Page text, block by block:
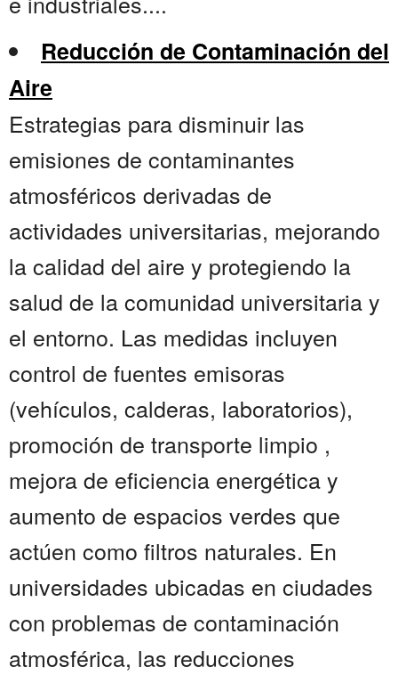
Reducción de Contaminación del
Aire
Estrategias para disminuir las
emisiones de contaminantes
atmosféricos derivadas de
actividades universitarias, mejorando
la calidad del aire y protegiendo la
salud de la comunidad universitaria y
el entorno. Las medidas incluyen
control de fuentes emisoras
(vehículos, calderas, laboratorios),
promoción de transporte limpio ,
mejora de eficiencia energética y
aumento de espacios verdes que
actúen como filtros naturales. En
universidades ubicadas en ciudades
con problemas de contaminación
atmosférica, las reducciones